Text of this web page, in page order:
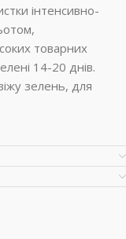
інтенсивно-
товарних
14-20 днів.
зелень, для